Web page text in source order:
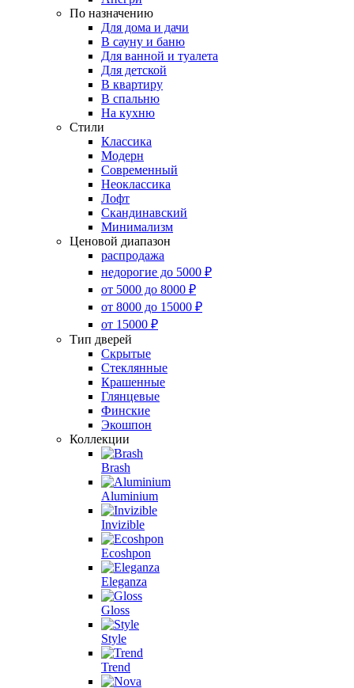
По назначению
Для дома и дачи
В сауну и баню
Для ванной и туалета
Для детской
В квартиру
В спальню
На кухню
Стили
Классика
Модерн
Современный
Неоклассика
Лофт
Скандинавский
Минимализм
Ценовой диапазон
распродажа
недорогие до 5000 ₽
от 5000 до 8000 ₽
от 8000 до 15000 ₽
от 15000 ₽
Тип дверей
Скрытые
Стеклянные
Крашенные
Глянцевые
Финские
Экошпон
Коллекции
Brash
Aluminium
Invizible
Ecoshpon
Eleganza
Gloss
Style
Trend